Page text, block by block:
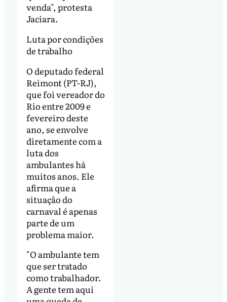
venda", protesta
Jaciara.
Luta por condições
de trabalho
O deputado federal
Reimont (PT-RJ),
que foi vereador do
Rio entre 2009 e
fevereiro deste
ano, se envolve
diretamente com a
luta dos
ambulantes há
muitos anos. Ele
afirma que a
situação do
carnaval é apenas
parte de um
problema maior.
"O ambulante tem
que ser tratado
como trabalhador.
A gente tem aqui